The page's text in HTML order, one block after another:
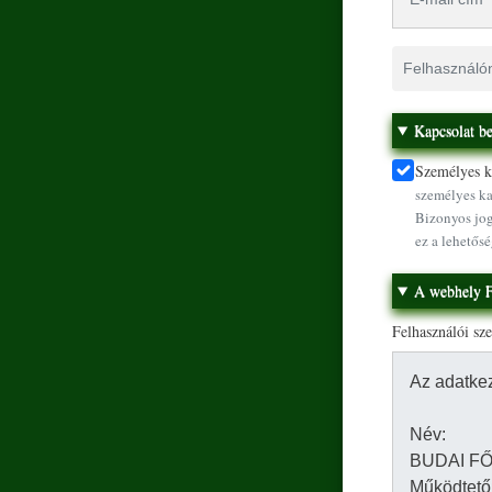
Kapcsolat
Személyes
személyes
Bizonyos
ez a
A webhely
Felhasználói